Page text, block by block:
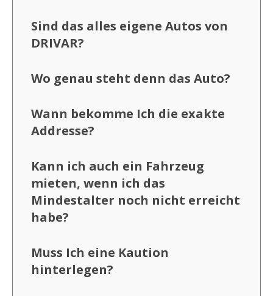
Sind das alles eigene Autos von
DRIVAR?
Wo genau steht denn das Auto?
Wann bekomme Ich die exakte
Addresse?
Kann ich auch ein Fahrzeug
mieten, wenn ich das
Mindestalter noch nicht erreicht
habe?
Muss Ich eine Kaution
hinterlegen?